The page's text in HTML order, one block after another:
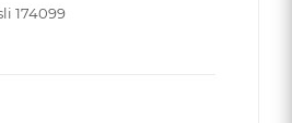
174099